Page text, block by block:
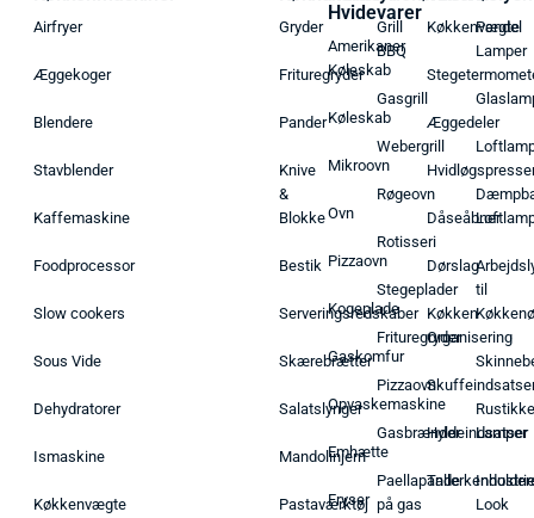
Airfryer
Æggekoger
Blendere
Stavblender
Kaffemaskine
Foodprocessor
Slow cookers
Sous Vide
Dehydratorer
Ismaskine
Køkkenvægte
Gryder
Frituregryder
Pander
Knive
&
Blokke
Bestik
Serveringsredskaber
Skærebrætter
Salatslynger
Mandolinjern
Pastaværktøj
Hvidevarer
Amerikaner
Køleskab
Køleskab
Mikroovn
Ovn
Pizzaovn
Kogeplade
Gaskomfur
Opvaskemaskine
Emhætte
Fryser
Grill
BBQ
Gasgrill
Webergrill
Røgeovn
Rotisseri
Stegeplader
Frituregryder
Pizzaovn
Gasbrænder
Paellapande
på gas
Køkkenvægte
Æggedeler
Dåseåbner
Dørslag
Køkken
Organisering
Hyldeindsatser
Pendel
Lamper
til
Rustikke
Lamper
Look